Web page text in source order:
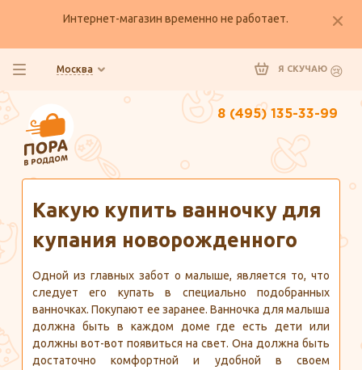
Интернет-магазин временно не работает.
Москва Я СКУЧАЮ
8 (495) 135-33-99
Какую купить ванночку для
купания новорожденного
Одной из главных забот о малыше, является то, что
следует его купать в специально подобранных
ванночках. Покупают ее заранее. Ванночка для малыша
должна быть в каждом доме где есть дети или
должны вот-вот появиться на свет. Она должна быть
достаточно комфортной и удобной в своем